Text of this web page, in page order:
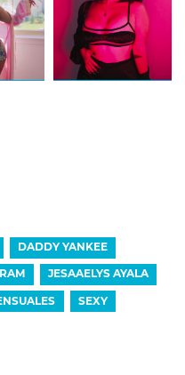
DADDY YANKEE
JESAAELYS AYALA
SEXY